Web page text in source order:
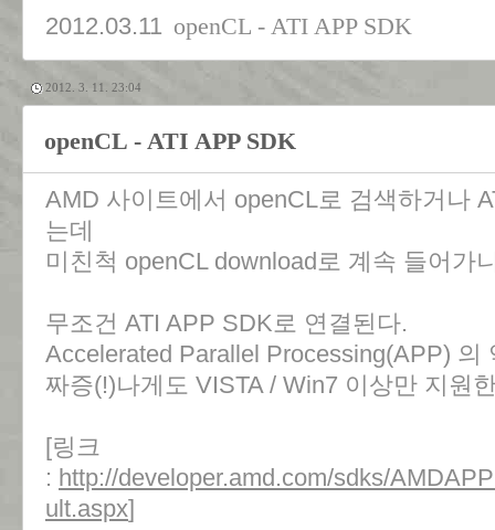
2012.03.11 openCL - ATI APP SDK
2012. 3. 11. 23:04
openCL - ATI APP SDK
AMD 사이트에서 openCL로 검색하거나
는데
미친척 openCL download로 계속 들어가
무조건 ATI APP SDK로 연결된다.
Accelerated Parallel Processing(APP) 의
짜증(!)나게도 VISTA / Win7 이상만 지원
[링크
: http://developer.amd.com/sdks/
ult.aspx]